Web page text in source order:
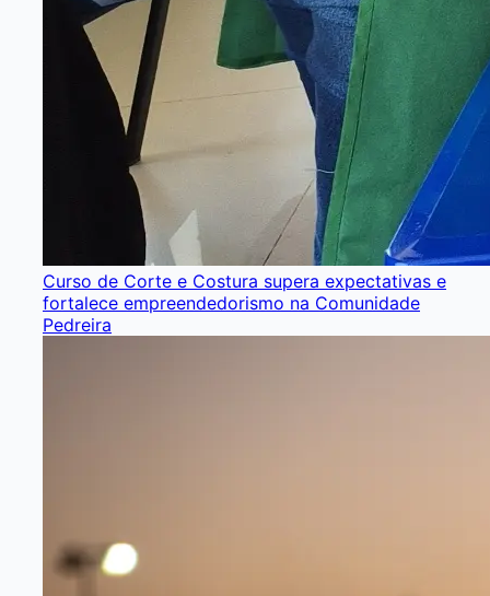
Curso de Corte e Costura supera expectativas e
fortalece empreendedorismo na Comunidade
Pedreira